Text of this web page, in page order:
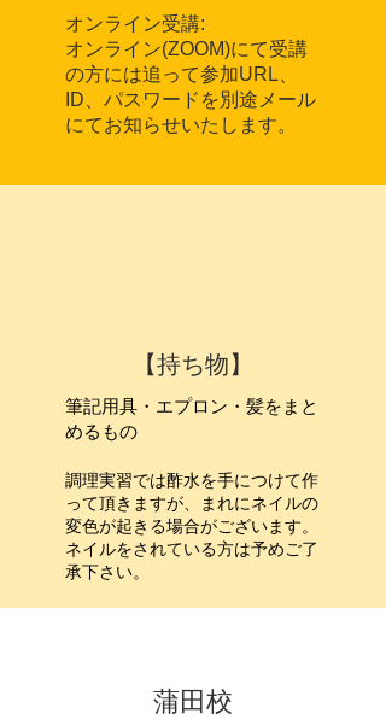
オンライン受講:
オンライン(ZOOM)にて受講
の方には追って参加URL、
ID、パスワードを別途メール
にてお知らせいたします。
【持ち物】
筆記用具・エプロン・髪をまと
めるもの
調理実習では酢水を手につけて作
って頂きますが、まれにネイルの
変色が起きる場合がございます。
ネイルをされている方は予めご了
承下さい。
​蒲田校